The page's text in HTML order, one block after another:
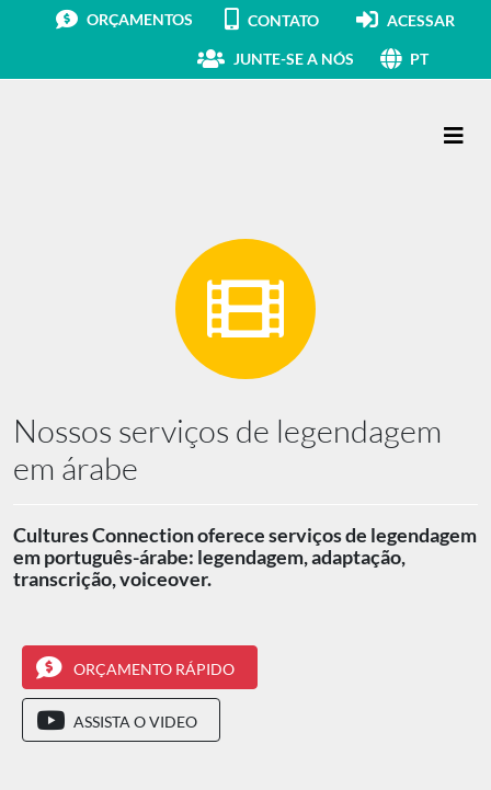
ORÇAMENTOS CONTATO ACESSAR
JUNTE-SE A NÓS PT
Nossos serviços de legendagem
em árabe
Cultures Connection oferece serviços de legendagem
em português-árabe: legendagem, adaptação,
transcrição, voiceover.
ORÇAMENTO RÁPIDO
ASSISTA O VIDEO